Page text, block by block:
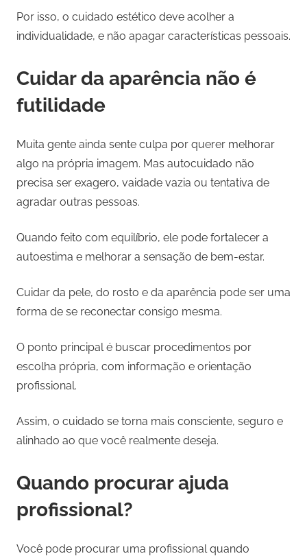
Por isso, o cuidado estético deve acolher a
individualidade, e não apagar características pessoais.
Cuidar da aparência não é
futilidade
Muita gente ainda sente culpa por querer melhorar
algo na própria imagem. Mas autocuidado não
precisa ser exagero, vaidade vazia ou tentativa de
agradar outras pessoas.
Quando feito com equilíbrio, ele pode fortalecer a
autoestima e melhorar a sensação de bem-estar.
Cuidar da pele, do rosto e da aparência pode ser uma
forma de se reconectar consigo mesma.
O ponto principal é buscar procedimentos por
escolha própria, com informação e orientação
profissional.
Assim, o cuidado se torna mais consciente, seguro e
alinhado ao que você realmente deseja.
Quando procurar ajuda
profissional?
Você pode procurar uma profissional quando